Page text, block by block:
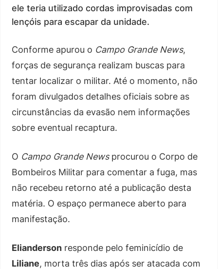
ele teria utilizado cordas improvisadas com
lençóis para escapar da unidade.
Conforme apurou o Campo Grande News,
forças de segurança realizam buscas para
tentar localizar o militar. Até o momento, não
foram divulgados detalhes oficiais sobre as
circunstâncias da evasão nem informações
sobre eventual recaptura.
O Campo Grande Newsprocurou o Corpo de
Bombeiros Militar para comentar a fuga, mas
não recebeu retorno até a publicação desta
matéria. O espaço permanece aberto para
manifestação.
Elianderson responde pelo feminicídio de
Liliane, morta três dias após ser atacada com